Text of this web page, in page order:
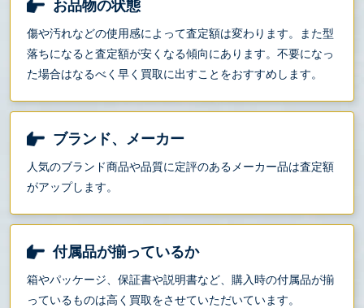
お品物の状態
傷や汚れなどの使用感によって査定額は変わります。また型
落ちになると査定額が安くなる傾向にあります。不要になっ
た場合はなるべく早く買取に出すことをおすすめします。
ブランド、メーカー
人気のブランド商品や品質に定評のあるメーカー品は査定額
がアップします。
付属品が揃っているか
箱やパッケージ、保証書や説明書など、購入時の付属品が揃
っているものは高く買取をさせていただいています。